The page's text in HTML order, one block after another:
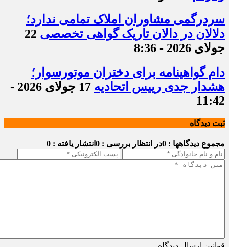
سردرگمی مشاوران املاک تمامی ندارد؛
دلالان در دالان تاریک گواهی تخصصی 22
جولای 2026 - 8:36
دام گواهینامه برای دختران موتورسوار؛
هشدار جدی رییس اتحادیه
17 جولای 2026 -
11:42
ثبت دیدگاه
مجموع دیدگاهها : 0 در انتظار بررسی : 0 انتشار یافته : 0